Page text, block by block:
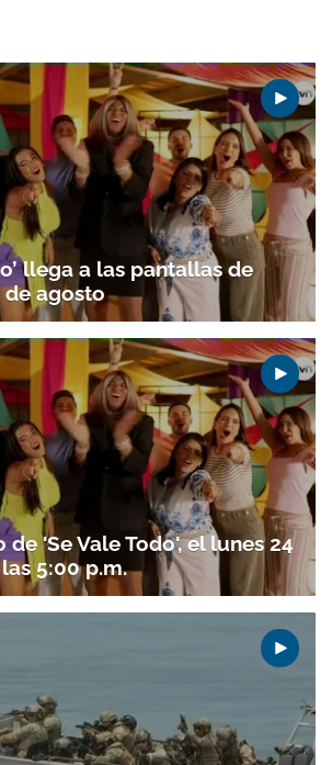
llega a las pantallas de
de agosto
de 'Se Vale Todo', el lunes 24
5:00 p.m.